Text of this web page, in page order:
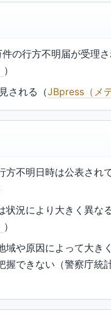
の行方不明届が受理
）
される（JBpress（メ
方不明日時は公表され
状況により大きく異な
）
域や原因によって大き
握できない（警察庁統